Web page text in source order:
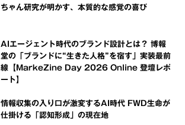
ちゃん研究が明かす、本質的な感覚の喜び
AIエージェント時代のブランド設計とは？ 博報
堂の「ブランドに“生きた人格”を宿す」実装最前
線【MarkeZine Day 2026 Online 登壇レポ
ート】
情報収集の入り口が激変するAI時代 FWD生命が
仕掛ける「認知形成」の現在地